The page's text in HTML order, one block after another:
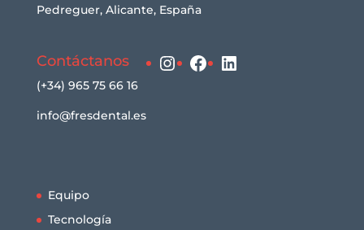
Pedreguer, Alicante, España
Contáctanos
(+34) 965 75 66 16
info@fresdental.es
Instagram
Facebook
LinkedIn
Equipo
Tecnología